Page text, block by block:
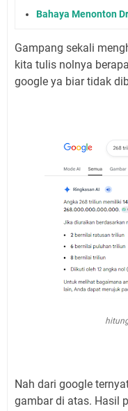
Bahaya Menonton
Gampang sekali
kita tulis nolnya
google ya biar tidak
Nah dari google
gambar di atas. Hasil